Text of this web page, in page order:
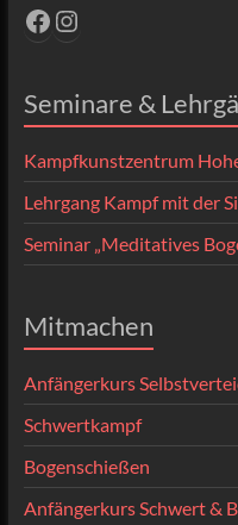
Facebook
Instagram
Seminare &
Kampfkunstzentrum
Lehrgang Kampf mit der
Seminar „Meditatives
Mitmachen
Anfängerkurs
Schwertkampf
Bogenschießen
Anfängerkurs Schwert &